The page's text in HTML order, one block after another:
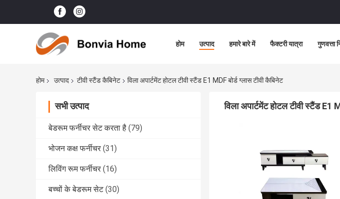
होम उत्पाद हमारे बारे में फैक्टरी यात्रा गुणवत्ता
होम उत्पाद टीवी स्टैंड कैबिनेट विला अपार्टमेंट होटल टीवी स्टैंड E1 MDF बोर्ड ग्लास टीवी कैबिनेट
सभी उत्पाद
बेडरूम फर्नीचर सेट करता है (79)
भोजन कक्ष फर्नीचर (31)
लिविंग रूम फर्नीचर (16)
बच्चों के बेडरूम सेट (30)
विला अपार्टमेंट होटल टीवी स्टैंड E1